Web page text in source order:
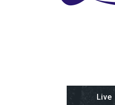
Live